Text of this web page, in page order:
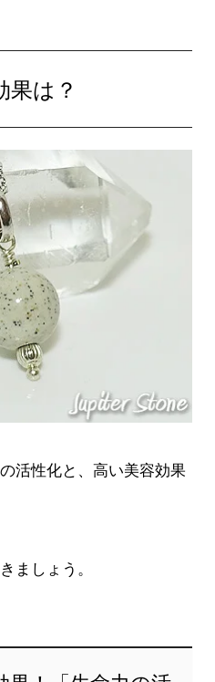
果は？
活性化と、高い美容効果
ましょう。